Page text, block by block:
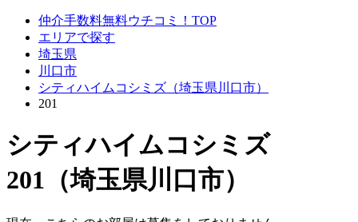
仲介手数料無料ウチコミ！TOP
エリアで探す
埼玉県
川口市
シティハイムコシミズ（埼玉県川口市）
201
シティハイムコシミズ
201（埼玉県川口市）